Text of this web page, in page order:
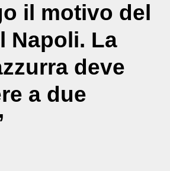
il motivo del
Napoli. La
deve
a due